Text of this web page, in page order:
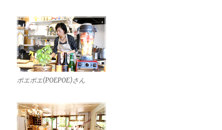
ポエポエ(POEPOE)さん